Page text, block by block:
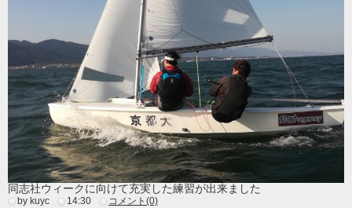
同志社ウィークに向けて充実した練習が出来ました
by kuyc 14:30 コメント(0)